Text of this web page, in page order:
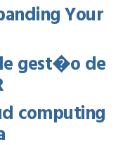
Your
gest�o de
computing